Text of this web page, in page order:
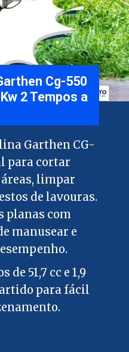
Cg-550
2 Tempos a
Garthen CG-
para cortar
limpar
de lavouras.
planas com
manusear e
de 51,7 cc e 1,9
para fácil